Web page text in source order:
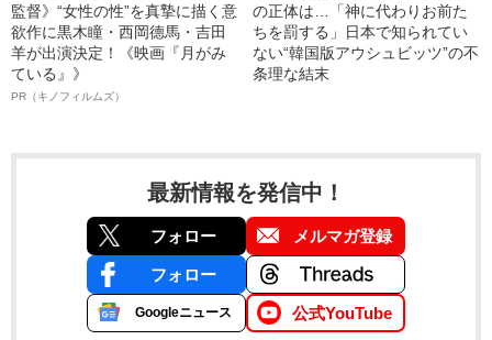
監督》“女性の性”を真摯に描く意
欲作に黒木瞳・西岡德馬・吉田
羊が出演決定！《映画『月がみ
ている』》
PR（キノフィルムズ）
の正体は…「神に代わりお前た
ちを罰する」日本で知られてい
ない“韓国版アウシュビッツ”の不
条理な結末
最新情報を発信中！
フォロー メルマガ登録
フォロー
Googleニュース 公式YouTube